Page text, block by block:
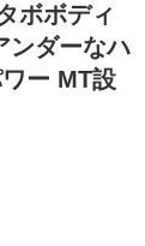
ボボディ
ンダーなハ
ー MT設